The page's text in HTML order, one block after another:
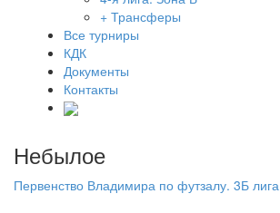
+ Трансферы
Все турниры
КДК
Документы
Контакты
Небылое
Первенство Владимира по футзалу. 3Б лига